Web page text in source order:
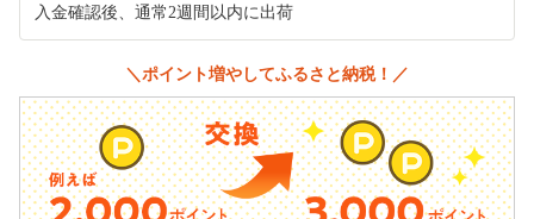
入金確認後、通常2週間以内に出荷
＼ポイント増やしてふるさと納税！／